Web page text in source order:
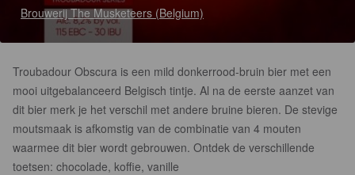
Brouwerij The Musketeers (Belgium)
Troubadour Obscura is een mild donkerrood-bruin bier met een
mooi uitgebalanceerd Belgisch tintje. Al na de eerste aanzet van
dit bier merk je het verschil met andere bruine bieren. De stevige
moutsmaak is afkomstig van de combinatie van 4 mouten
waarmee dit bier wordt gebrouwen. Ontdek de verschillende
toetsen: chocolade, koffie, vanille